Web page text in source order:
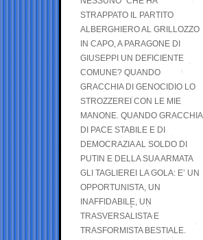
STRAPPATO IL PARTITO
ALBERGHIERO AL GRILLOZZO
IN CAPO, A PARAGONE DI
GIUSEPPI UN DEFICIENTE
COMUNE? QUANDO
GRACCHIA DI GENOCIDIO LO
STROZZEREI CON LE MIE
MANONE. QUANDO GRACCHIA
DI PACE STABILE E DI
DEMOCRAZIA AL SOLDO DI
PUTIN E DELLA SUA ARMATA
GLI TAGLIEREI LA GOLA: E’ UN
OPPORTUNISTA, UN
INAFFIDABILE, UN
TRASVERSALISTA E
TRASFORMISTA BESTIALE.